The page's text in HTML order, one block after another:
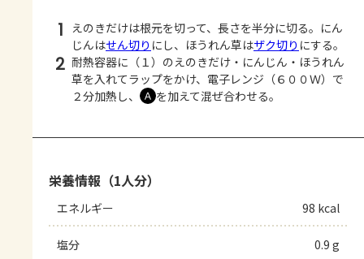
1
えのきだけは根元を切って、長さを半分に切る。にん
じんはせん切り にし、ほうれん草はザク切り にする。
2 耐熱容器に（１）のえのきだけ・にんじん・ほうれん
草を入れてラップをかけ、電子レンジ（６００Ｗ）で
２分加熱し、
Ａ を加えて混ぜ合わせる。
栄養情報（1人分）
エネルギー 98 kcal
塩分 0.9 g